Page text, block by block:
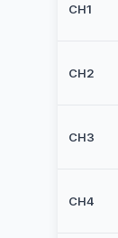
CH1
CH2
CH3
CH4